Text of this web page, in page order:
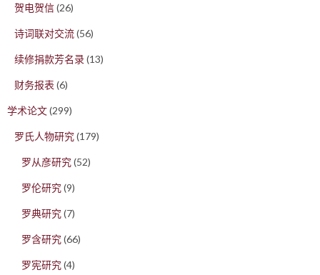
贺电贺信(26)
诗词联对交流(56)
续修捐款芳名录(13)
财务报表 (6)
学术论文(299)
罗氏人物研究(179)
罗从彦研究(52)
罗伦研究(9)
罗典研究(7)
罗含研究(66)
罗宪研究(4)